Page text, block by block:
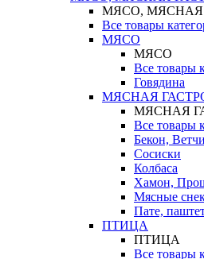
МЯСО,
Все товары
МЯСО
МЯСО
Все товары
Говядина
МЯСНАЯ
МЯСНАЯ
Все товары
Бекон,
Сосиски
Колбаса
Хамон,
Мясные
Пате,
ПТИЦА
ПТИЦА
Все товары